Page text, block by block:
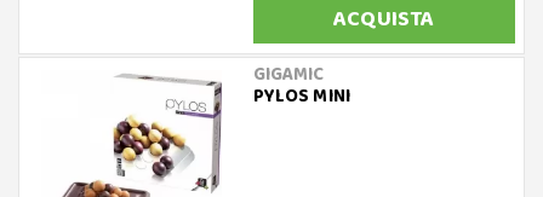
ACQUISTA
GIGAMIC
PYLOS MINI